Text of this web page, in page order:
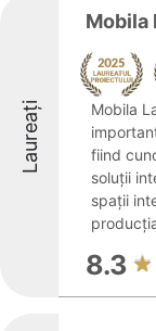
Laureați
Mobila
Mobila
fiind
soluții
spații
8.3